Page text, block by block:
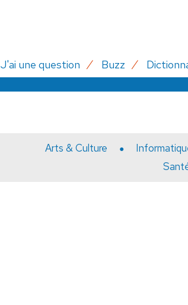
J'ai une question Buzz
Arts & Culture